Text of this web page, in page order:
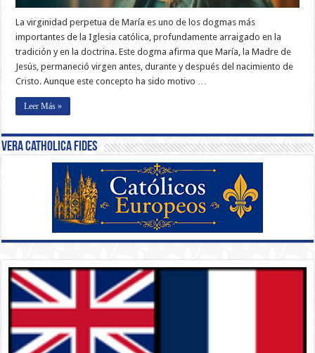
La virginidad perpetua de María es uno de los dogmas más
importantes de la Iglesia católica, profundamente arraigado en la
tradición y en la doctrina. Este dogma afirma que María, la Madre de
Jesús, permaneció virgen antes, durante y después del nacimiento de
Cristo. Aunque este concepto ha sido motivo …
Leer Más »
Vera Catholica Fides